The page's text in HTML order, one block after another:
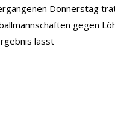
Donnerstag
gegen
lässt